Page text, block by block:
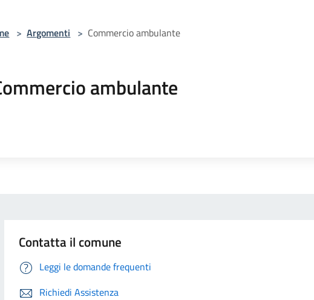
> Argomenti > Commercio ambulante
ambulante
Contatta il comune
Leggi le domande frequenti
Richiedi Assistenza